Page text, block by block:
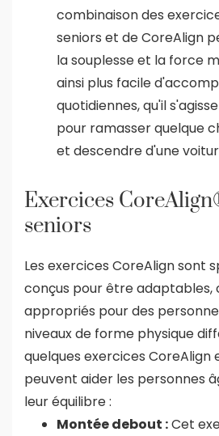
combinaison des
seniors et de CoreAlign
la souplesse et la force
ainsi plus facile
quotidiennes, qu'il
pour ramasser quelque
et descendre d'une
Exercices
seniors
Les exercices CoreAlign sont
conçus pour être adaptables,
appropriés pour des
niveaux de forme physique
quelques exercices CoreAlign
peuvent aider les personnes
leur équilibre :
Montée debout :Cet